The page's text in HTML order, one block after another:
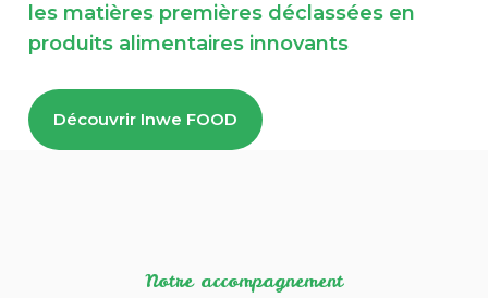
les matières premières déclassées en
produits alimentaires innovants
Découvrir Inwe FOOD
Notre accompagnement